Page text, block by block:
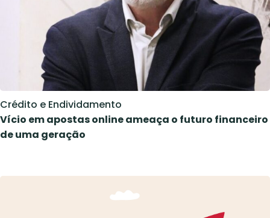
Crédito e Endividamento
Vício em apostas online ameaça o futuro financeiro
de uma geração